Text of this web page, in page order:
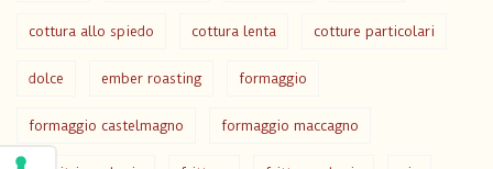
cottura allo spiedo cottura lenta cotture particolari
dolce ember roasting formaggio
formaggio castelmagno formaggio maccagno